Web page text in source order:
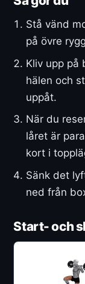
Stå vänd
på övre
Kliv upp på
hälen och
uppåt.
När du
låret är
kort i
Sänk det
ned från
Start- och